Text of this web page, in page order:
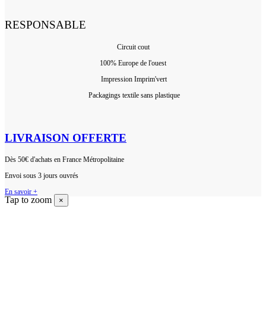
RESPONSABLE
Circuit cout
100% Europe de l'ouest
Impression Imprim'vert
Packagings textile sans plastique
LIVRAISON OFFERTE
Dès 50€ d'achats en France Métropolitaine
Envoi sous 3 jours ouvrés
En savoir +
Tap to zoom ×